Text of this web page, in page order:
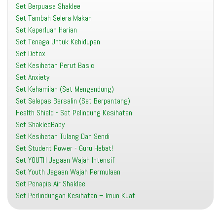
Set Berpuasa Shaklee
Set Tambah Selera Makan
Set Keperluan Harian
Set Tenaga Untuk Kehidupan
Set Detox
Set Kesihatan Perut Basic
Set Anxiety
Set Kehamilan (Set Mengandung)
Set Selepas Bersalin (Set Berpantang)
Health Shield - Set Pelindung Kesihatan
Set ShakleeBaby
Set Kesihatan Tulang Dan Sendi
Set Student Power - Guru Hebat!
Set YOUTH Jagaan Wajah Intensif
Set Youth Jagaan Wajah Permulaan
Set Penapis Air Shaklee
Set Perlindungan Kesihatan – Imun Kuat